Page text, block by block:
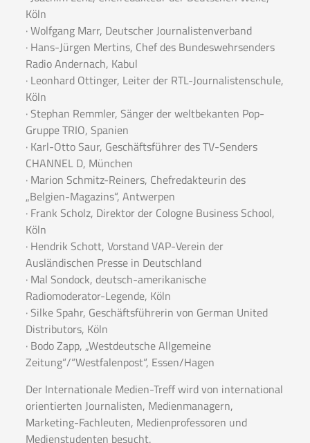
Köln
· Wolfgang Marr, Deutscher Journalistenverband
· Hans-Jürgen Mertins, Chef des Bundeswehrsenders
Radio Andernach, Kabul
· Leonhard Ottinger, Leiter der RTL-Journalistenschule,
Köln
· Stephan Remmler, Sänger der weltbekanten Pop-
Gruppe TRIO, Spanien
· Karl-Otto Saur, Geschäftsführer des TV-Senders
CHANNEL D, München
· Marion Schmitz-Reiners, Chefredakteurin des
„Belgien-Magazins“, Antwerpen
· Frank Scholz, Direktor der Cologne Business School,
Köln
· Hendrik Schott, Vorstand VAP-Verein der
Ausländischen Presse in Deutschland
· Mal Sondock, deutsch-amerikanische
Radiomoderator-Legende, Köln
· Silke Spahr, Geschäftsführerin von German United
Distributors, Köln
· Bodo Zapp, „Westdeutsche Allgemeine
Zeitung“/“Westfalenpost“, Essen/Hagen
Der Internationale Medien-Treff wird von international
orientierten Journalisten, Medienmanagern,
Marketing-Fachleuten, Medienprofessoren und
Medienstudenten besucht.